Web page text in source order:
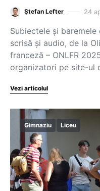
Ștefan Lefter 24
Subiectele și
scrisă și audio, de la
franceză – ONLFR
organizatori pe site-ul
Vezi articolul
Gimnaziu Liceu